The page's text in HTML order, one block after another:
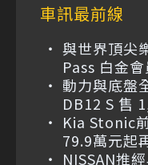
車訊最前線
與世界頂尖
Pass 白金
動力與底盤
DB12 S 售
Kia Stonic
79.9萬元起
NISSAN推